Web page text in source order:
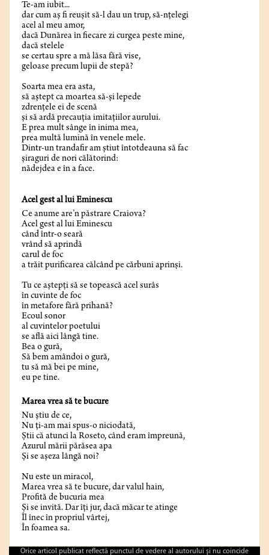
Te-am iubit...
dar cum aș fi reușit să-l dau un trup, să-nțelegi
acel al meu amor,
dacă Dunărea în fiecare zi curgea peste mine,
dacă stelele
se certau spre a mă lăsa fără vise,
geloase precum lupii de stepă?
Soarta mea era asta,
să aștept ca moartea să-și lepede
zdrențele ei de scenă
și să ardă precauția imitațiilor aurului.
E prea mult sânge în inima mea,
prea multă lumină în venele mele.
Dintr-un trandafir am știut întotdeauna să fac
șiraguri de nori călătorind:
nădejdea e în a face.
Acel gest al lui Eminescu
Ce anume are’n păstrare Craiova?
Acel gest al lui Eminescu
când într-o seară
vrând să aprindă
carul de foc
a trăit purificarea călcând pe cărbuni aprinși.
Tu ce aștepți să se topească acel surâs
în cuvinte de foc
în metafore fără prihană?
Ecoul sonor
al cuvintelor poetului
se află aici lângă tine.
Bea o gură,
Să bem amândoi o gură,
tu să mă bei pe mine,
eu pe tine.
Marea vrea să te bucure
Nu ştiu de ce,
Nu ţi-am mai spus-o niciodată,
Ştii că atunci la Roseto, când eram împreună,
Azurul mării părăsea apa
Şi se aşeza lângă noi?
Nu este un miracol,
Marea vrea să te bucure, dar valul hain,
Profită de bucuria mea
Şi se invită. Dar îți jur, dacă măcar te atinge
Îl înec în propriul vârtej,
În foamea sa.
Orice articol publicat reflectă punctul de vedere al autorului şi nu coincide